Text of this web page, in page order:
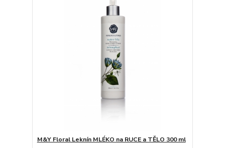
M&Y Floral Leknín MLÉKO na RUCE a TĚLO 300 ml